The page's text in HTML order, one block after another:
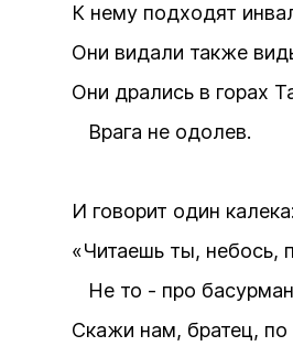
К нему подходят
Они видали также
Они дрались в горах
Врага не одолев.
И говорит один калека:
«Читаешь ты, небось,
Не то - про
Скажи нам, братец, по